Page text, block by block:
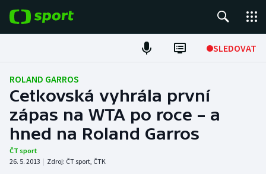
SLEDOVAT
Fotbal
Hokej
Tenis
Atletika
ROLAND GARROS
Cetkovská vyhrála první
zápas na WTA po roce – a
hned na Roland Garros
ČT sport
26. 5. 2013 | Zdroj: ČT sport, ČTK